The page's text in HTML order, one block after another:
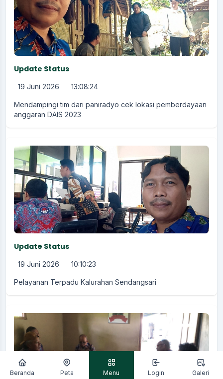
Update Status
19 Juni 2026 13:08:24
Mendampingi tim dari paniradyo cek lokasi pemberdayaan
anggaran DAIS 2023
Update Status
19 Juni 2026 10:10:23
Pelayanan Terpadu Kalurahan Sendangsari
Beranda Peta Menu Login Galeri